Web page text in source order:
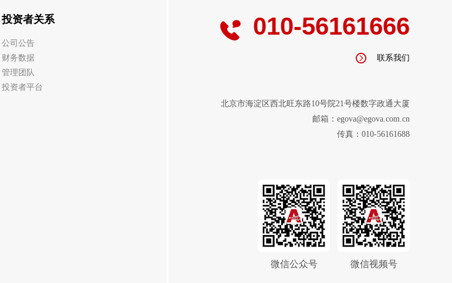
投资者关系
公司公告
财务数据
管理团队
投资者平台
010-56161666
联系我们
北京市海淀区西北旺东路10号院21号楼数字政通大厦
邮箱：egova@egova.com.cn
传真：010-56161688
微信公众号 微信视频号